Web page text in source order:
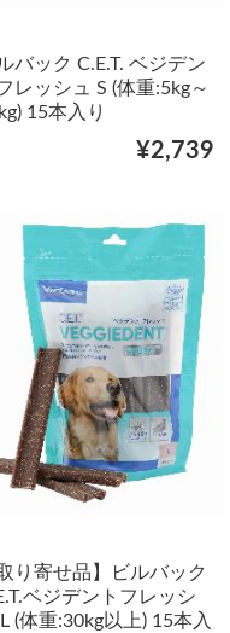
バック C.E.T. ベジデン
レッシュ S (体重:5kg～
15本入り
¥2,739
取り寄せ品】ビルバック
ベジデントフレッシ
L (体重:30kg以上) 15本入